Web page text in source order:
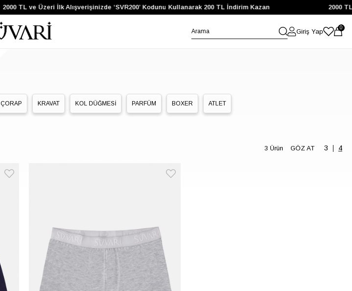
2000 TL ve Üzeri İlk Alışverişinizde ‘SVR200’ Kodunu Kullanarak 200 TL İndirim Kazan 2000
Giriş Yap
0
ÇORAP KRAVAT KOL DÜĞMESİ PARFÜM BOXER ATLET
3 Ürün